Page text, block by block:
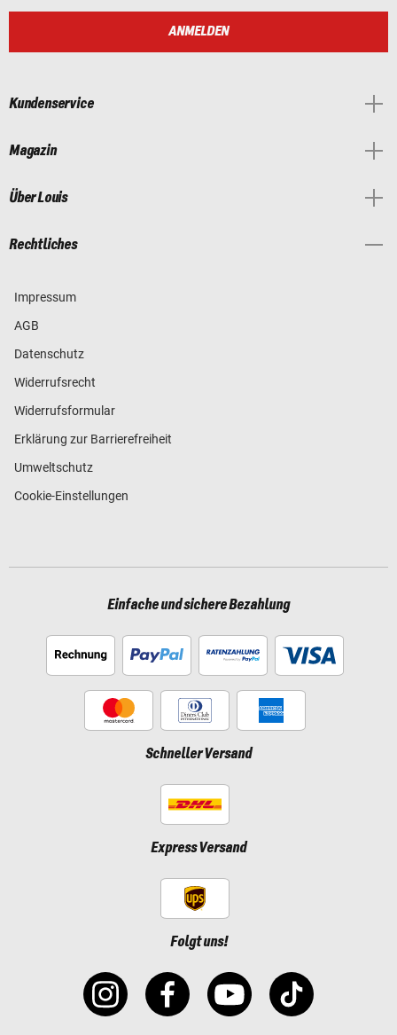
ANMELDEN
Kundenservice
Magazin
Über Louis
Rechtliches
Impressum
AGB
Datenschutz
Widerrufsrecht
Widerrufsformular
Erklärung zur Barrierefreiheit
Umweltschutz
Cookie-Einstellungen
Einfache und sichere Bezahlung
Schneller Versand
Express Versand
Folgt uns!